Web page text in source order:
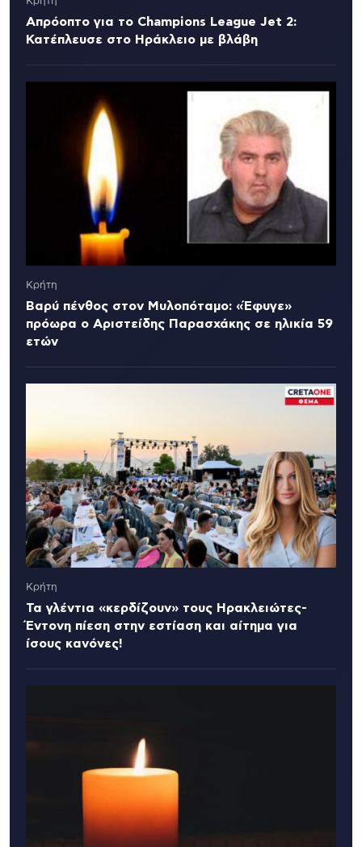
Απρόοπτο για το Champions League Jet 2:
Κατέπλευσε στο Ηράκλειο με βλάβη
Κρήτη
Βαρύ πένθος στον Μυλοπόταμο: «Έφυγε»
πρόωρα ο Αριστείδης Παρασχάκης σε ηλικία 59
ετών
Κρήτη
Τα γλέντια «κερδίζουν» τους Ηρακλειώτες-
Έντονη πίεση στην εστίαση και αίτημα για
ίσους κανόνες!